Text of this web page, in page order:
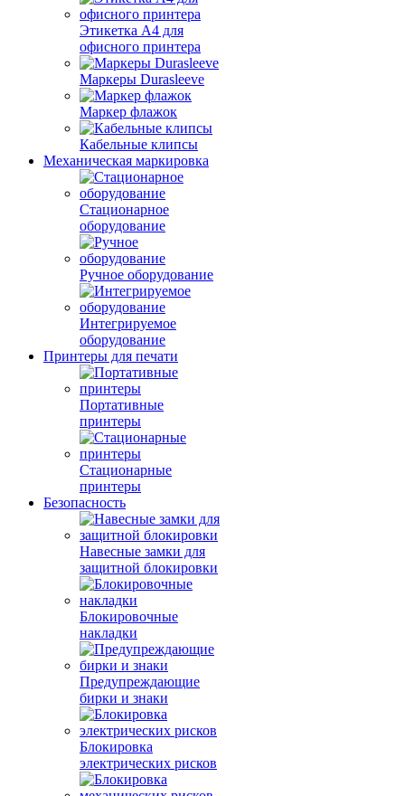
Этикетка А4 для
офисного принтера
Маркеры Durasleeve
Маркер флажок
Кабельные клипсы
Механическая маркировка
Стационарное
оборудование
Ручное оборудование
Интегрируемое
оборудование
Принтеры для печати
Портативные
принтеры
Стационарные
принтеры
Безопасность
Навесные замки для
защитной блокировки
Блокировочные
накладки
Предупреждающие
бирки и знаки
Блокировка
электрических рисков